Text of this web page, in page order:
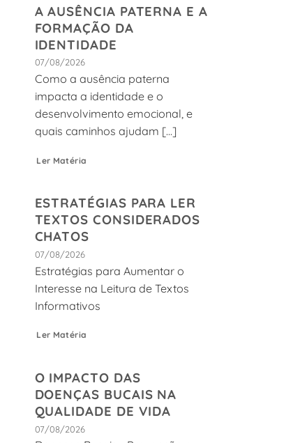
A AUSÊNCIA PATERNA E A
FORMAÇÃO DA
IDENTIDADE
07/08/2026
Como a ausência paterna
impacta a identidade e o
desenvolvimento emocional, e
quais caminhos ajudam [...]
Ler Matéria
ESTRATÉGIAS PARA LER
TEXTOS CONSIDERADOS
CHATOS
07/08/2026
Estratégias para Aumentar o
Interesse na Leitura de Textos
Informativos
Ler Matéria
O IMPACTO DAS
DOENÇAS BUCAIS NA
QUALIDADE DE VIDA
07/08/2026